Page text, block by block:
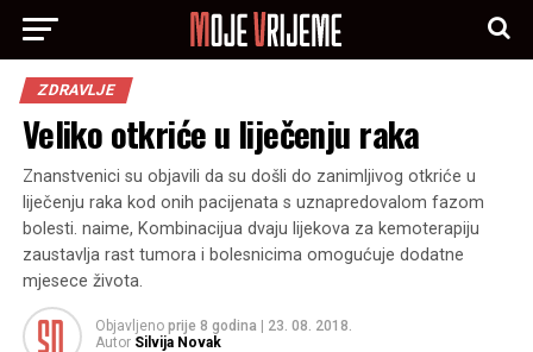
ZDRAVLJE
Veliko otkriće u liječenju raka
Znanstvenici su objavili da su došli do zanimljivog otkriće u
liječenju raka kod onih pacijenata s uznapredovalom fazom
bolesti. naime, Kombinacijua dvaju lijekova za kemoterapiju
zaustavlja rast tumora i bolesnicima omogućuje dodatne
mjesece života.
Objavljeno prije 8 godina
23. 08. 2018.
Autor Silvija Novak